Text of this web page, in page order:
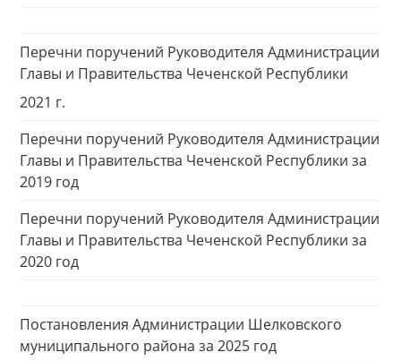
Перечни поручений Руководителя Администрации
Главы и Правительства Чеченской Республики
2021 г.
Перечни поручений Руководителя Администрации
Главы и Правительства Чеченской Республики за
2019 год
Перечни поручений Руководителя Администрации
Главы и Правительства Чеченской Республики за
2020 год
Постановления Администрации Шелковского
муниципального района за 2025 год